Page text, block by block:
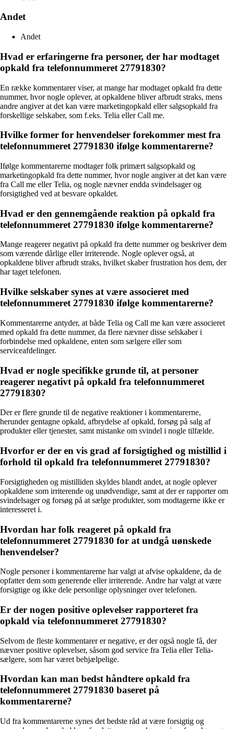
Andet
Andet
Hvad er erfaringerne fra personer, der har modtaget
opkald fra telefonnummeret 27791830?
En række kommentarer viser, at mange har modtaget opkald fra dette
nummer, hvor nogle oplever, at opkaldene bliver afbrudt straks, mens
andre angiver at det kan være marketingopkald eller salgsopkald fra
forskellige selskaber, som f.eks. Telia eller Call me.
Hvilke former for henvendelser forekommer mest fra
telefonnummeret 27791830 ifølge kommentarerne?
Ifølge kommentarerne modtager folk primært salgsopkald og
marketingopkald fra dette nummer, hvor nogle angiver at det kan være
fra Call me eller Telia, og nogle nævner endda svindelsager og
forsigtighed ved at besvare opkaldet.
Hvad er den gennemgående reaktion på opkald fra
telefonnummeret 27791830 ifølge kommentarerne?
Mange reagerer negativt på opkald fra dette nummer og beskriver dem
som værende dårlige eller irriterende. Nogle oplever også, at
opkaldene bliver afbrudt straks, hvilket skaber frustration hos dem, der
har taget telefonen.
Hvilke selskaber synes at være associeret med
telefonnummeret 27791830 ifølge kommentarerne?
Kommentarerne antyder, at både Telia og Call me kan være associeret
med opkald fra dette nummer, da flere nævner disse selskaber i
forbindelse med opkaldene, enten som sælgere eller som
serviceafdelinger.
Hvad er nogle specifikke grunde til, at personer
reagerer negativt på opkald fra telefonnummeret
27791830?
Der er flere grunde til de negative reaktioner i kommentarerne,
herunder gentagne opkald, afbrydelse af opkald, forsøg på salg af
produkter eller tjenester, samt mistanke om svindel i nogle tilfælde.
Hvorfor er der en vis grad af forsigtighed og mistillid i
forhold til opkald fra telefonnummeret 27791830?
Forsigtigheden og mistilliden skyldes blandt andet, at nogle oplever
opkaldene som irriterende og unødvendige, samt at der er rapporter om
svindelsager og forsøg på at sælge produkter, som modtagerne ikke er
interesseret i.
Hvordan har folk reageret på opkald fra
telefonnummeret 27791830 for at undgå uønskede
henvendelser?
Nogle personer i kommentarerne har valgt at afvise opkaldene, da de
opfatter dem som generende eller irriterende. Andre har valgt at være
forsigtige og ikke dele personlige oplysninger over telefonen.
Er der nogen positive oplevelser rapporteret fra
opkald via telefonnummeret 27791830?
Selvom de fleste kommentarer er negative, er der også nogle få, der
nævner positive oplevelser, såsom god service fra Telia eller Telia-
sælgere, som har været behjælpelige.
Hvordan kan man bedst håndtere opkald fra
telefonnummeret 27791830 baseret på
kommentarerne?
Ud fra kommentarerne synes det bedste råd at være forsigtig og